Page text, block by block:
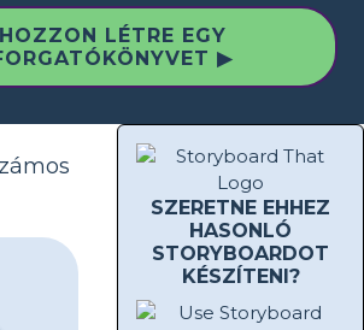
HOZZON LÉTRE EGY
▶
SZERETNE EHHEZ
HASONLÓ
STORYBOARDOT
KÉSZÍTENI?